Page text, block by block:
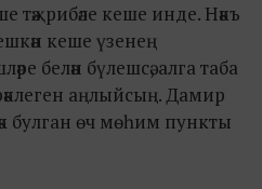
тәҗрибәле кеше инде. Нәкъ
кеше үзенең
белән бүлешсә, алга таба
аңлыйсың. Дамир
булган өч мөһим пункты